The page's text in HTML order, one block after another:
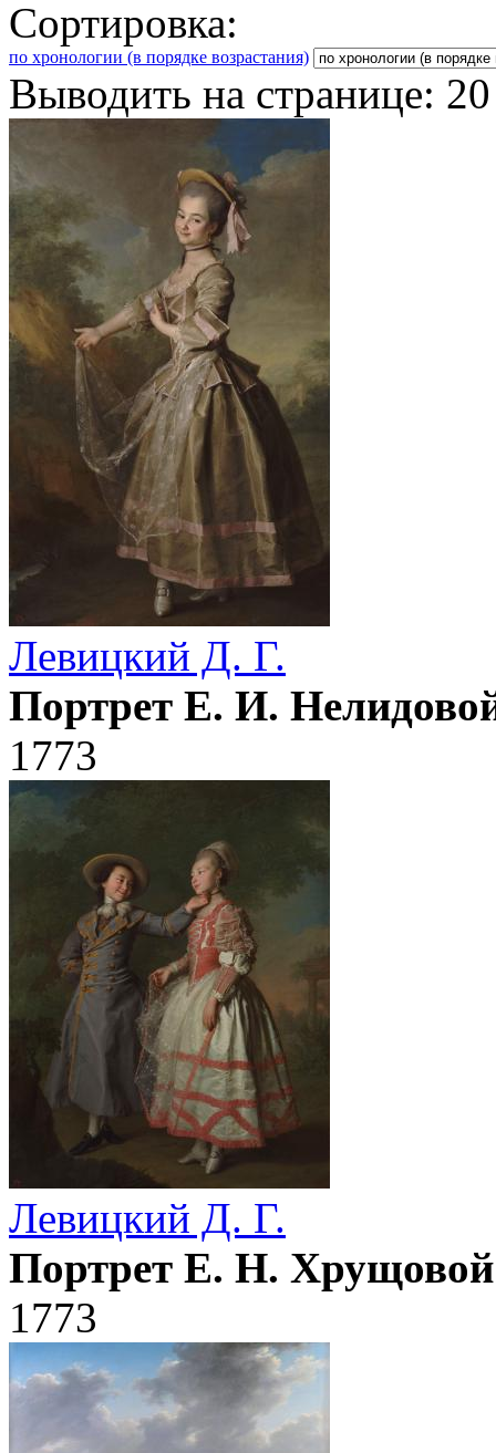
Сортировка:
по хронологии (в порядке возрастания)
Выводить на странице: 20
Левицкий Д. Г.
Портрет Е. И.
1773
Левицкий Д. Г.
Портрет Е. Н.
1773